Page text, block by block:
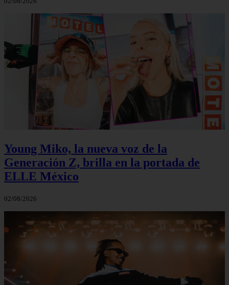
Young Miko, la nueva voz de la
Generación Z, brilla en la portada de
ELLE México
02/08/2026